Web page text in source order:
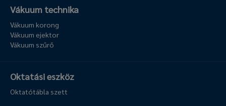
Vákuum technika
Vákuum korong
Vákuum ejektor
Vákuum szűrő
Oktatási eszköz
Oktatótábla szett